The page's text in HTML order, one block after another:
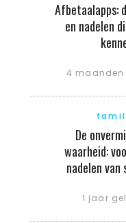
Afbetaalapps:
en nadelen
4 maanden
De
waarheid:
nadelen van
1 jaar